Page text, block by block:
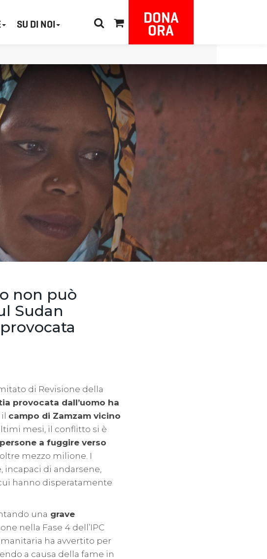
SU DI NOI DONA
ORA
non può
Sudan
di Revisione della
provocata dall’uomo ha
campo di Zamzam vicino
mesi, il conflitto si è
a fuggire verso
mezzo milione. I
incapaci di andarsene,
hanno disperatamente
una grave
nella Fase 4 dell’IPC
ha avvertito per
a causa della fame in